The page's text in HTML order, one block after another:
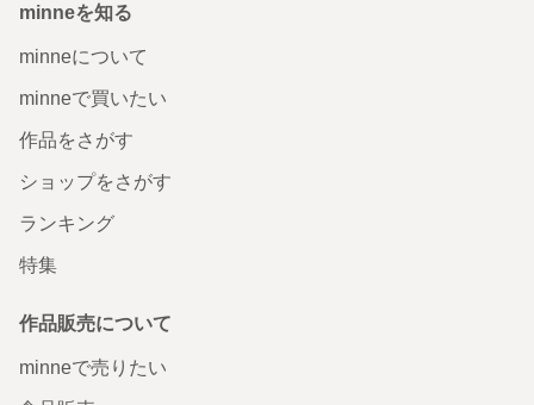
minneを知る
minneについて
minneで買いたい
作品をさがす
ショップをさがす
ランキング
特集
作品販売について
minneで売りたい